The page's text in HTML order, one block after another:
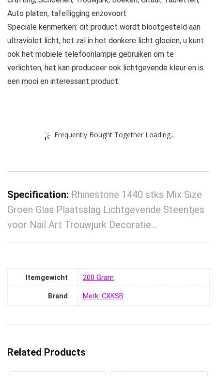
Auto platen, tafelligging enzovoort
Speciale kenmerken: dit product wordt blootgesteld aan
ultraviolet licht, het zal in het donkere licht gloeien, u kunt
ook het mobiele telefoonlampje gebruiken om te
verlichten, het kan produceer ook lichtgevende kleur en is
een mooi en interessant product.
Frequently Bought Together Loading...
Specification: Rhinestone 1440 stks Mix Size
Groen Glas Plaatsslag Lichtgevende Steentjes
voor Nail Art Trouwjurk Decoratie…
Itemgewicht ‎200 Gram
Brand Merk: CXKSB
Related Products